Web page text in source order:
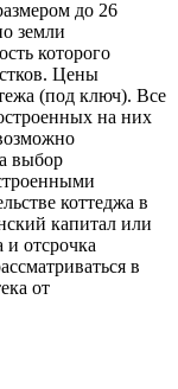
до 26
земли
которого
Цены
(под ключ). Все
на них
выбор
коттеджа в
капитал или
отсрочка
в
от